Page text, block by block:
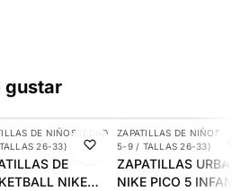
gustar
DE NIÑOS (EDAD
26-33)
DE
NIKE
-29%
ZAPATILLAS DE NIÑOS
5-9 / TALLAS 26-33)
ZAPATILLAS
NIKE PICO 5